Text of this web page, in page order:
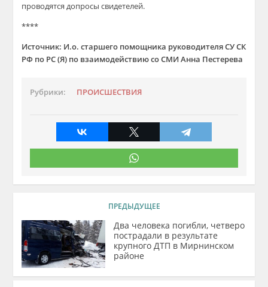
проводятся допросы свидетелей.
****
Источник: И.о. старшего помощника руководителя СУ СК
РФ по РС (Я) по взаимодействию со СМИ Анна Пестерева
Рубрики: ПРОИСШЕСТВИЯ
ПРЕДЫДУЩЕЕ
Два человека погибли, четверо
пострадали в результате
крупного ДТП в Мирнинском
районе